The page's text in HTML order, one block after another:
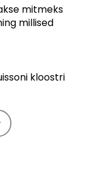
mitmeks
millised
kloostri